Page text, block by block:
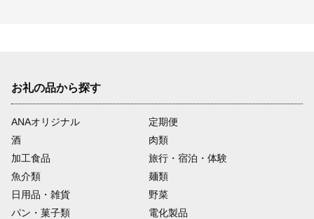
お礼の品から探す
ANAオリジナル
定期便
酒
肉類
加工食品
旅行・宿泊・体験
魚介類
麺類
日用品・雑貨
野菜
パン・菓子類
電化製品